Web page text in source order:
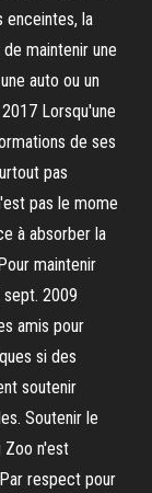
enceintes, la
maintenir une
auto ou un
Lorsqu'une
de ses
pas
pas le mome
à absorber la
maintenir
2009
amis pour
si des
soutenir
Soutenir le
Zoo n'est
respect pour